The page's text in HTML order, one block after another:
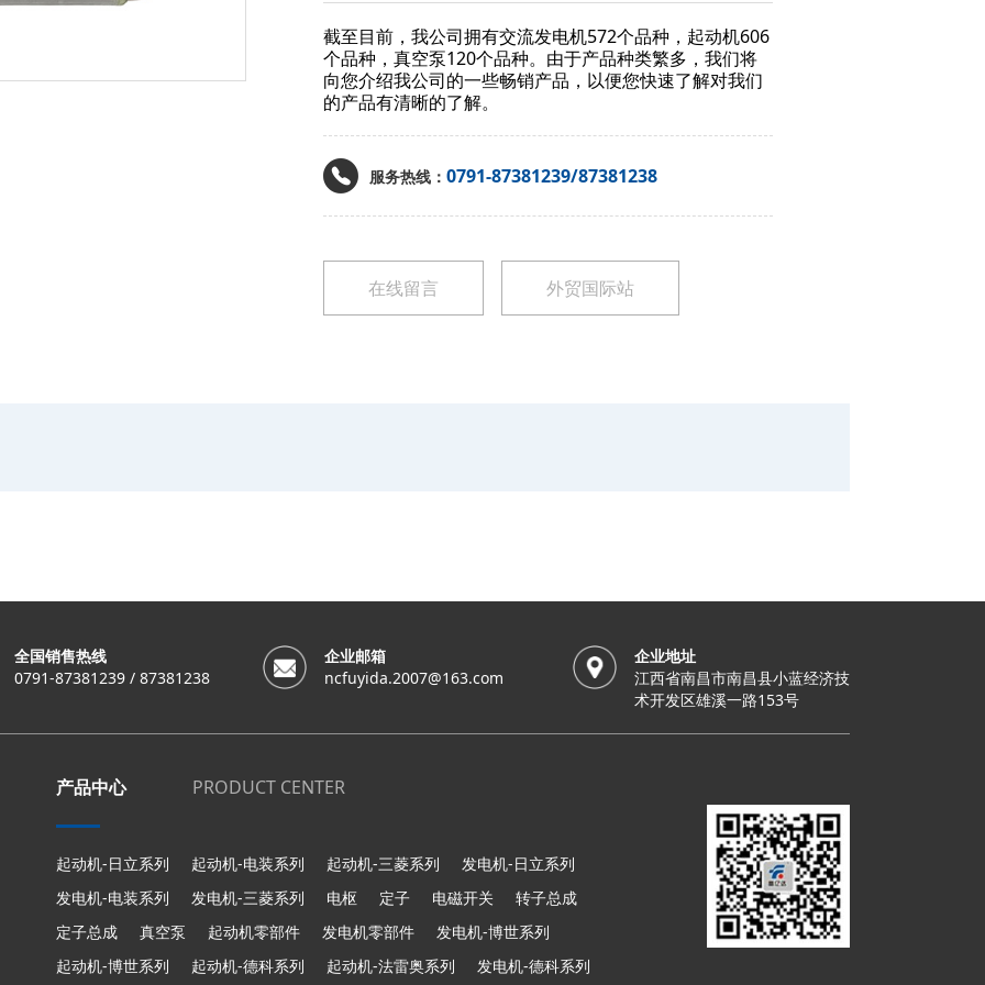
截至目前，我公司拥有交流发电机572个品种，起动机606
个品种，真空泵120个品种。由于产品种类繁多，我们将
向您介绍我公司的一些畅销产品，以便您快速了解对我们
的产品有清晰的了解。
服务热线： 0791-87381239/87381238
在线留言 外贸国际站
全国销售热线
0791-87381239 / 87381238
企业邮箱
ncfuyida.2007@163.com
企业地址
江西省南昌市南昌县小蓝经济技
术开发区雄溪一路153号
产品中心 PRODUCT CENTER
起动机-日立系列 起动机-电装系列 起动机-三菱系列
发电机-日立系列
发电机-电装系列
发电机-三菱系列 电枢 定子 电磁开关
转子总成
定子总成
真空泵 起动机零部件 发电机零部件
发电机-博世系列
起动机-博世系列
起动机-德科系列 起动机-法雷奥系列 发电机-德科系列